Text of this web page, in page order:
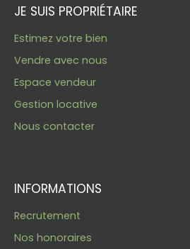
JE SUIS PROPRIÉTAIRE
Estimez votre bien
Vendre avec nous
Espace vendeur
Gestion locative
Nous contacter
INFORMATIONS
Recrutement
Nos honoraires